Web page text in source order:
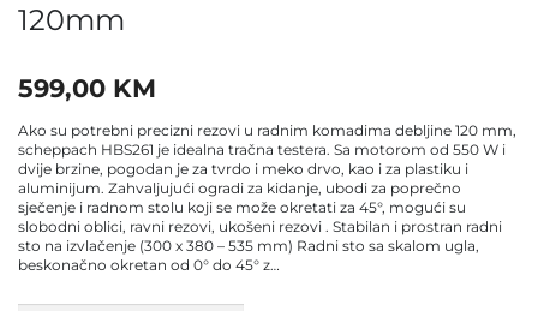
120mm
599,00 KM
Ako su potrebni precizni rezovi u radnim komadima debljine 120 mm,
scheppach HBS261 je idealna tračna testera. Sa motorom od 550 W i
dvije brzine, pogodan je za tvrdo i meko drvo, kao i za plastiku i
aluminijum. Zahvaljujući ogradi za kidanje, ubodi za poprečno
sječenje i radnom stolu koji se može okretati za 45°, mogući su
slobodni oblici, ravni rezovi, ukošeni rezovi . Stabilan i prostran radni
sto na izvlačenje (300 x 380 – 535 mm) Radni sto sa skalom ugla,
beskonačno okretan od 0° do 45° z…